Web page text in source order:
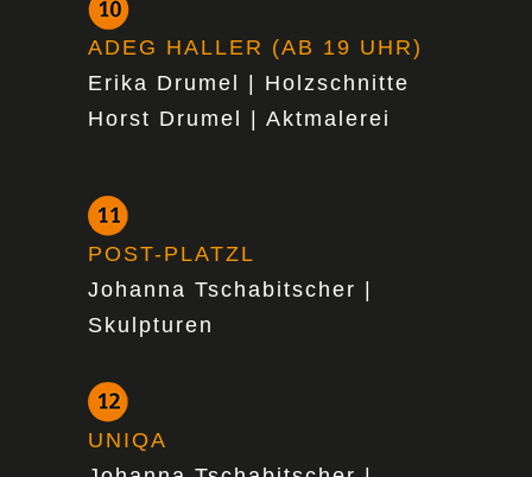
ADEG HALLER (AB 19 UHR)
Erika Drumel | Holzschnitte
Horst Drumel | Aktmalerei
POST-PLATZL
Johanna Tschabitscher |
Skulpturen
UNIQA